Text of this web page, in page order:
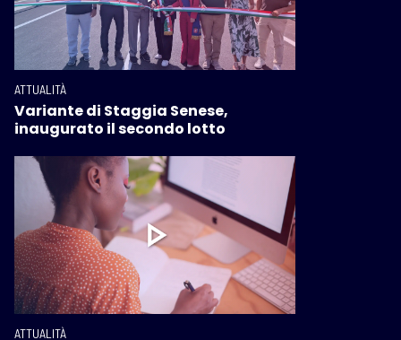
ATTUALITÀ
Variante di Staggia Senese,
inaugurato il secondo lotto
ATTUALITÀ